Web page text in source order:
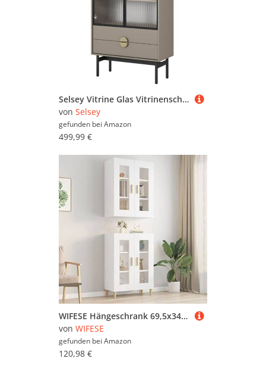
Selsey Vitrine Glas Vitrinenschrank Glasvitrine Wohnzimmer Glastür Niedrig 84 cm 2 Schubladen 3 Fächer Beige Cappuccino Stoon
von Selsey
gefunden bei Amazon
499,99 €
WIFESE Hängeschrank 69,5x34x90 cm mit 2 Türen Cabinet Wandschrank Badezimmerschrank Badezimmermöbel Küche Schrank Küchenschrank Küchenzeile Weiß Holzwerkstoff Glas mit 3 Fächern
von WIFESE
gefunden bei Amazon
120,98 €